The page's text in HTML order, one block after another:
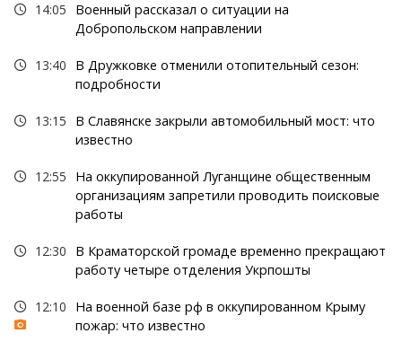
14:05
Военный рассказал о ситуации на
Добропольском направлении
13:40
В Дружковке отменили отопительный сезон:
подробности
13:15
В Славянске закрыли автомобильный мост: что
известно
12:55
На оккупированной Луганщине общественным
организациям запретили проводить поисковые
работы
12:30
В Краматорской громаде временно прекращают
работу четыре отделения Укрпошты
12:10
На военной базе рф в оккупированном Крыму
пожар: что известно